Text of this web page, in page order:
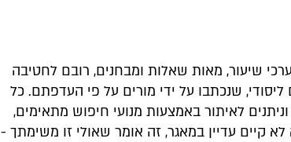
המאגר מכיל מעל ל-1000 מערכי שיעור, מאות שאלות ומבחנים, רובם לחטיבה
ליסודי, שנכתבו על ידי מורים על פי העדפתם. כל
לאיתור באמצעות מנועי חיפוש מתאימים,
קיים עדיין במאגר, זה אומר שאולי זו משימתך -